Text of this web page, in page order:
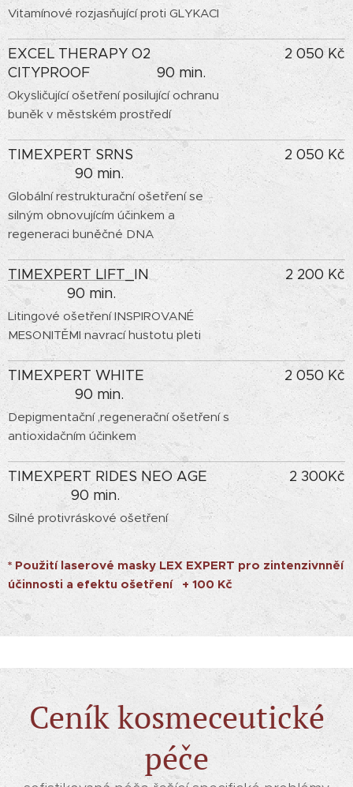
Vitamínové rozjasňující proti GLYKACI
EXCEL THERAPY O2
CITYPROOF 90 min.
Okysličující ošetření posilující ochranu
buněk v městském prostředí
2 050 Kč
TIMEXPERT SRNS
90 min.
Globální restrukturační ošetření se
silným obnovujícím účinkem a
regeneraci buněčné DNA
2 050 Kč
TIMEXPERT LIFT _IN
90 min.
Litingové ošetření INSPIROVANÉ
MESONITĚMI navrací hustotu pleti
2 200 Kč
TIMEXPERT WHITE
90 min.
Depigmentační ,regenerační ošetření s
antioxidačním účinkem
2 050 Kč
TIMEXPERT RIDES NEO AGE
90 min.
Silné protivráskové ošetření
2 300Kč
* Použití laserové masky LEX EXPERT pro zintenzivnněí
účinnosti a efektu ošetření + 100 Kč
Ceník kosmeceutické
péče